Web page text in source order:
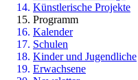
Künstlerische Projekte
Programm
Kalender
Schulen
Kinder und Jugendliche
Erwachsene